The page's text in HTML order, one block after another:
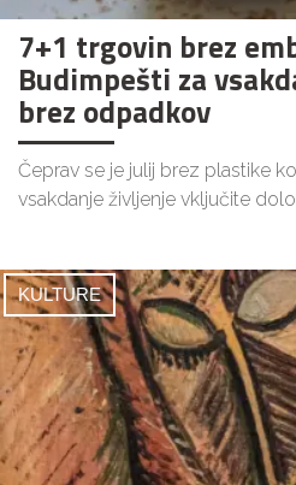
7+1 trgovin brez
Budimpešti za
brez odpadkov
Čeprav se je julij brez plastike
vsakdanje življenje vključite
KULTURE